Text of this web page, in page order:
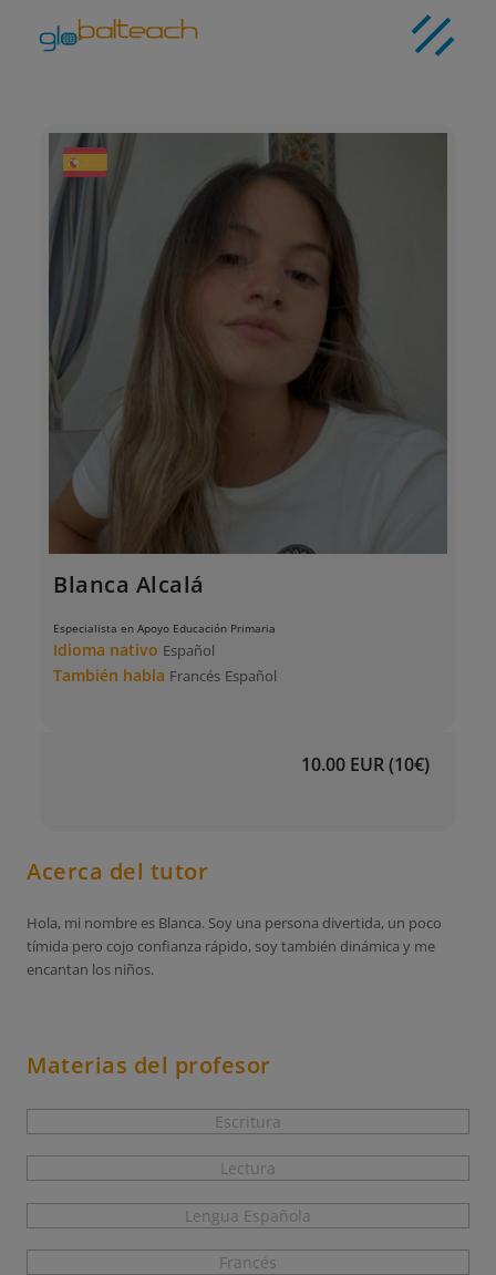
Blanca Alcalá
Especialista en Apoyo Educación Primaria
Idioma nativo Español
También habla Francés Español
10.00 EUR (10€)
Acerca del tutor
Hola, mi nombre es Blanca. Soy una persona divertida, un poco
tímida pero cojo confianza rápido, soy también dinámica y me
encantan los niños.
Materias del profesor
Escritura
Lectura
Lengua Española
Francés